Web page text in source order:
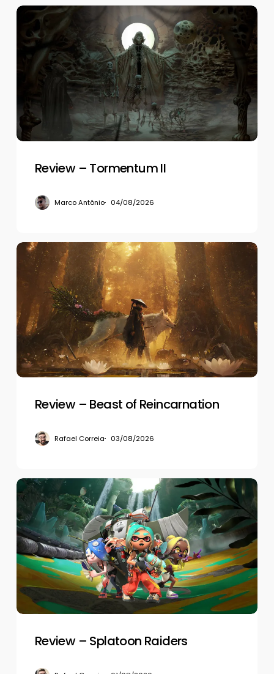
Review
Tormentum
Review – Tormentum II
Marco Antônio 04/08/2026
Review
–
Beast
Reincarnation
Review – Beast of Reincarnation
Rafael Correia 03/08/2026
Review
–
Splatoon
Raiders
Review – Splatoon Raiders